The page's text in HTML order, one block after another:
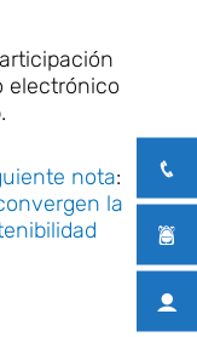
electrónico
.
nota:
la